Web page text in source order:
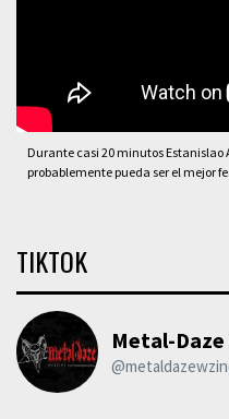
Durante casi 20 minutos Estanislao
probablemente pueda ser el mejor
TIKTOK
Metal-Daze